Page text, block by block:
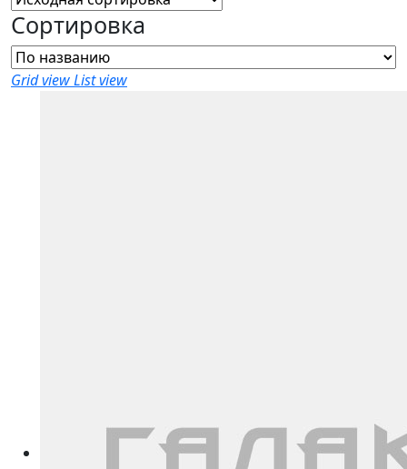
Сортировка
Grid viewList view